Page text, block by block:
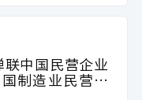
联中国民营企业
制造业民营企